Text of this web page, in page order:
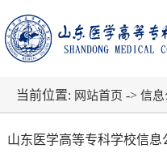
当前位置: 网站首页 -> 信息
山东医学高等专科学校信息